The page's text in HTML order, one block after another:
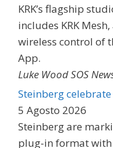
KRK’s flagship
includes KRK
wireless control of
App.
Luke Wood SOS
Steinberg
5 Agosto 2026
Steinberg are
plug-in format with